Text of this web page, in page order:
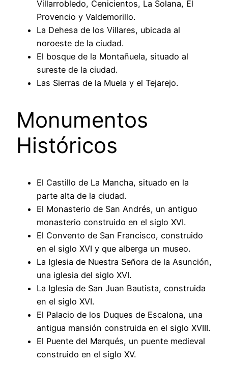
Villarrobledo, Cenicientos, La Solana, El
Provencio y Valdemorillo.
La Dehesa de los Villares, ubicada al
noroeste de la ciudad.
El bosque de la Montañuela, situado al
sureste de la ciudad.
Las Sierras de la Muela y el Tejarejo.
Monumentos
Históricos
El Castillo de La Mancha, situado en la
parte alta de la ciudad.
El Monasterio de San Andrés, un antiguo
monasterio construido en el siglo XVI.
El Convento de San Francisco, construido
en el siglo XVI y que alberga un museo.
La Iglesia de Nuestra Señora de la Asunción,
una iglesia del siglo XVI.
La Iglesia de San Juan Bautista, construida
en el siglo XVI.
El Palacio de los Duques de Escalona, una
antigua mansión construida en el siglo XVIII.
El Puente del Marqués, un puente medieval
construido en el siglo XV.